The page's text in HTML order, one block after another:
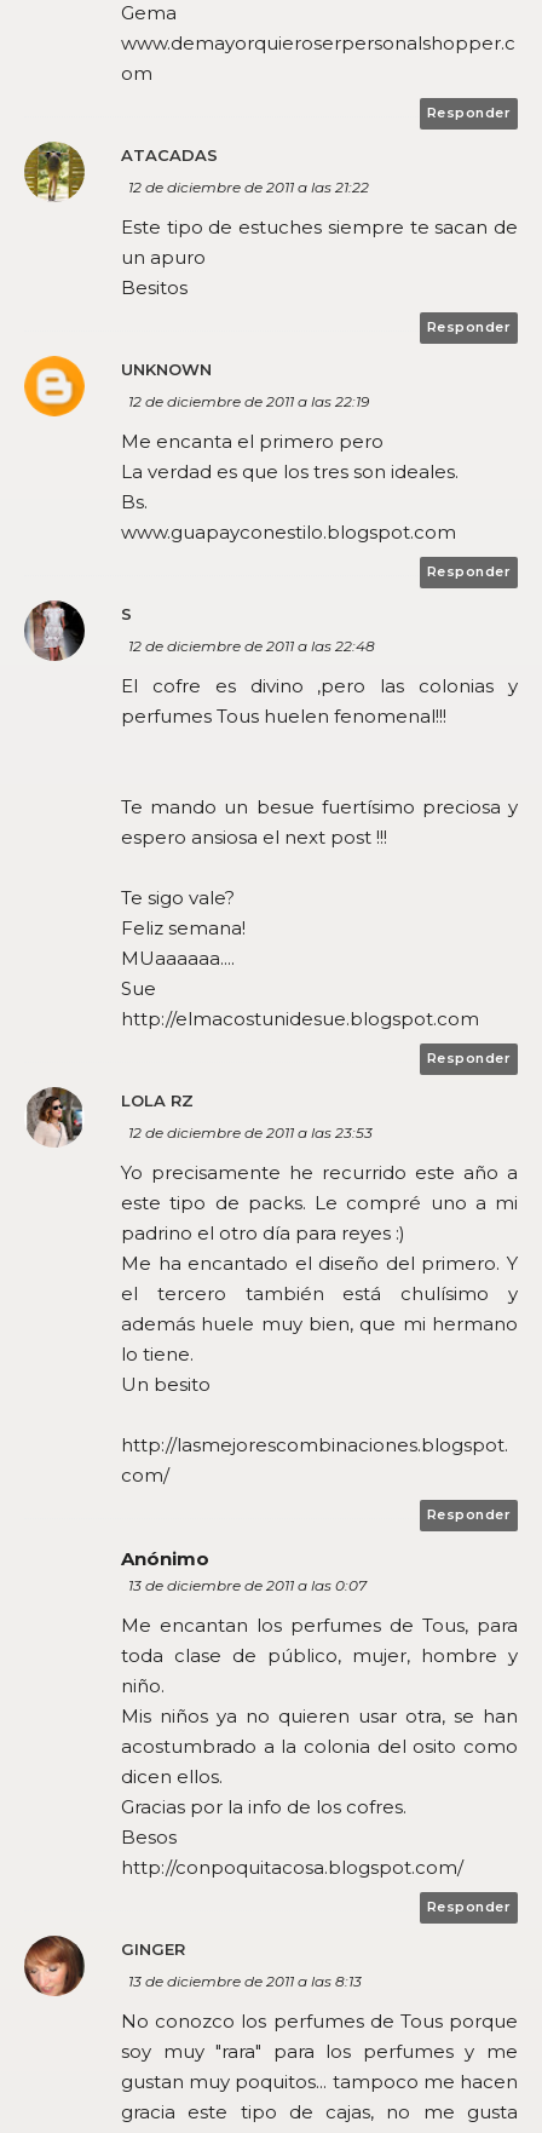
Gema
www.demayorquieroserpersonalshopper.c
om
Responder
ATACADAS
12 de diciembre de 2011 a las 21:22
Este tipo de estuches siempre te sacan de
un apuro
Besitos
Responder
UNKNOWN
12 de diciembre de 2011 a las 22:19
Me encanta el primero pero
La verdad es que los tres son ideales.
Bs.
www.guapayconestilo.blogspot.com
Responder
S
12 de diciembre de 2011 a las 22:48
El cofre es divino ,pero las colonias y
perfumes Tous huelen fenomenal!!!
Te mando un besue fuertísimo preciosa y
espero ansiosa el next post !!!
Te sigo vale?
Feliz semana!
MUaaaaaa....
Sue
http://elmacostunidesue.blogspot.com
Responder
LOLA RZ
12 de diciembre de 2011 a las 23:53
Yo precisamente he recurrido este año a
este tipo de packs. Le compré uno a mi
padrino el otro día para reyes :)
Me ha encantado el diseño del primero. Y
el tercero también está chulísimo y
además huele muy bien, que mi hermano
lo tiene.
Un besito
http://lasmejorescombinaciones.blogspot.
com/
Responder
Anónimo
13 de diciembre de 2011 a las 0:07
Me encantan los perfumes de Tous, para
toda clase de público, mujer, hombre y
niño.
Mis niños ya no quieren usar otra, se han
acostumbrado a la colonia del osito como
dicen ellos.
Gracias por la info de los cofres.
Besos
http://conpoquitacosa.blogspot.com/
Responder
GINGER
13 de diciembre de 2011 a las 8:13
No conozco los perfumes de Tous porque
soy muy "rara" para los perfumes y me
gustan muy poquitos... tampoco me hacen
gracia este tipo de cajas, no me gusta